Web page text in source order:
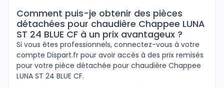
Comment puis-je obtenir des pièces
détachées pour chaudière Chappee LUNA
ST 24 BLUE CF à un prix avantageux ?
Si vous êtes professionnels, connectez-vous à votre
compte Dispart.fr pour avoir accès à des prix remisés
pour votre pièce détachée pour chaudière Chappee
LUNA ST 24 BLUE CF.